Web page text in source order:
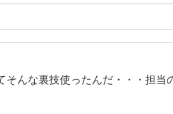
そんな裏技使ったんだ・・・担当